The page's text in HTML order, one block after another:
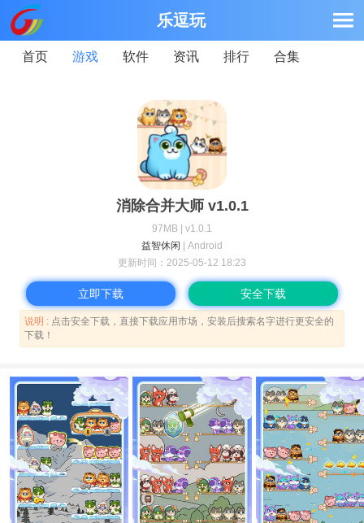
乐逗玩
首页 游戏 软件 资讯 排行 合集
消除合并大师 v1.0.1
97MB | v1.0.1
益智休闲
| Android
更新时间： 2025-05-12 18:23
立即下载 安全下载
说明 : 点击安全下载，直接下载应用市场，安装后搜索名字进行更安全的
下载！